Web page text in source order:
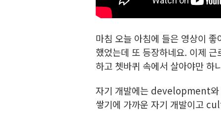
마침 오늘 아침에 들은 영상이
했었는데 또 등장하네요. 이제
하고 쳇바퀴 속에서 살아야만 하
자기 개발에는 development
쌓기에 가까운 자기 개발이고